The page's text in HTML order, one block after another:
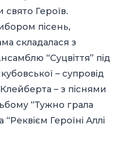
свято Героїв.
пісень,
складалася з
“Суцвіття” під
– супровід
– з піснями
“Тужно грала
Героїні Aллі